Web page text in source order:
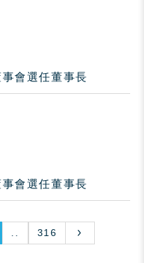
會選任董事長
會選任董事長
316